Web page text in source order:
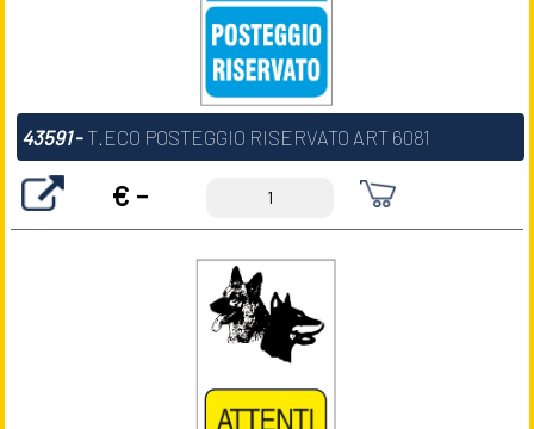
43591- T.ECO POSTEGGIO RISERVATO ART 6081
€ -